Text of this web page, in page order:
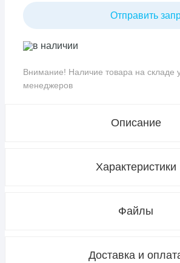
Отправить
в наличии
Внимание! Наличие товара на складе
менеджеров
Описание
Характеристики
Файлы
Доставка и